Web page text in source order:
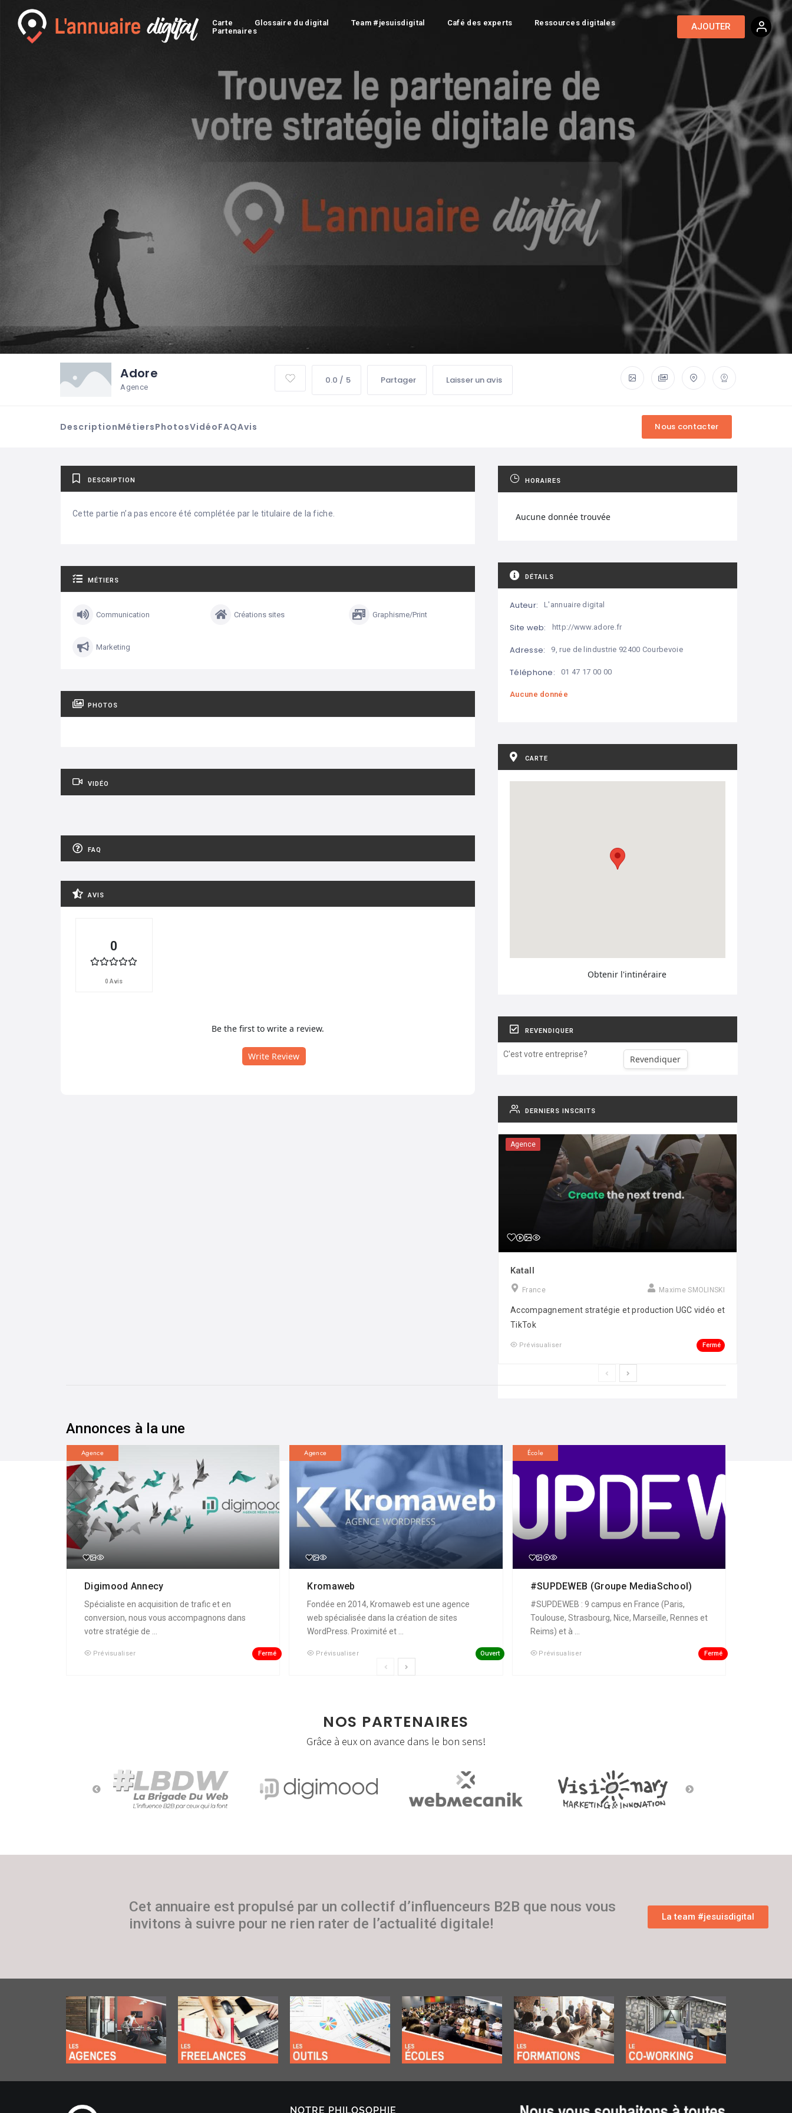
Carte Glossaire du digital Team #jesuisdigital Café des experts
Ressources digitales
Partenaires
AJOUTER
Adore
Agence
0.0 / 5 Partager Laisser un avis
DescriptionMétiersPhotosVidéoFAQAvis
DESCRIPTION
Cette partie n’a pas encore été complétée par le titulaire de la fiche.
MÉTIERS
Communication Créations sites Graphisme/Print
Marketing
PHOTOS
VIDÉO
FAQ
AVIS
0
0 Avis
Be the first to write a review.
Write Review
HORAIRES
Aucune donnée trouvée
DÉTAILS
Auteur: L'annuaire digital
Site web: http://www.adore.fr
Adresse: 9, rue de lindustrie 92400 Courbevoie
Téléphone: 01 47 17 00 00
Aucune donnée
CARTE
Obtenir l'intinéraire
REVENDIQUER
C'est votre entreprise? Revendiquer
DERNIERS INSCRITS
Agence
Katall
France Maxime SMOLINSKI
Accompagnement stratégie et production UGC vidéo et
TikTok
Prévisualiser Fermé
Annonces à la une
Agence
Digimood Annecy
Spécialiste en acquisition de trafic et en
conversion, nous vous accompagnons dans
votre stratégie de ...
Prévisualiser Fermé
Agence
Kromaweb
Fondée en 2014, Kromaweb est une agence
web spécialisée dans la création de sites
WordPress. Proximité et ...
Prévisualiser Ouvert
École
#SUPDEWEB (Groupe MediaSchool)
#SUPDEWEB : 9 campus en France (Paris,
Toulouse, Strasbourg, Nice, Marseille, Rennes et
Reims) et à ...
Prévisualiser Fermé
NOS PARTENAIRES
Grâce à eux on avance dans le bon sens!
Cet annuaire est propulsé par un collectif d’influenceurs B2B que nous vous
invitons à suivre pour ne rien rater de l’actualité digitale!
La team #jesuisdigital
NOTRE PHILOSOPHIE